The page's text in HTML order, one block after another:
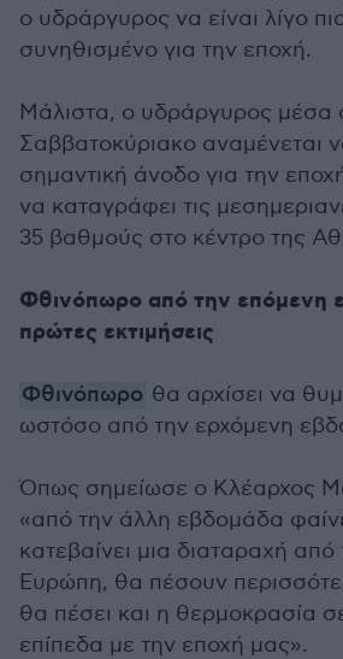
ο υδράργυρος να είναι λίγο
συνηθισμένο για την εποχή.
Μάλιστα, ο υδράργυρος μέσα
Σαββατοκύριακο αναμένεται
σημαντική άνοδο για την
να καταγράφει τις
35 βαθμούς στο κέντρο της
Φθινόπωρο από την επόμενη
πρώτες εκτιμήσεις
Φθινόπωρο θα αρχίσει να
ωστόσο από την ερχόμενη
Όπως σημείωσε ο Κλέαρχος
«από την άλλη εβδομάδα
κατεβαίνει μια διαταραχή από
Ευρώπη, θα πέσουν
θα πέσει και η θερμοκρασία
επίπεδα με την εποχή μας».